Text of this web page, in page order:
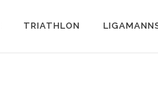
TRIATHLON